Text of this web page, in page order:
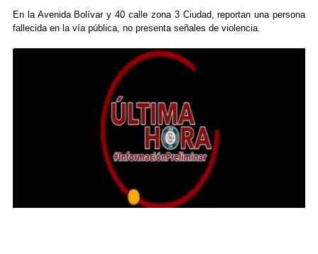
En la Avenida Bolívar y 40 calle zona 3 Ciudad, reportan una persona
fallecida en la vía pública, no presenta señales de violencia.